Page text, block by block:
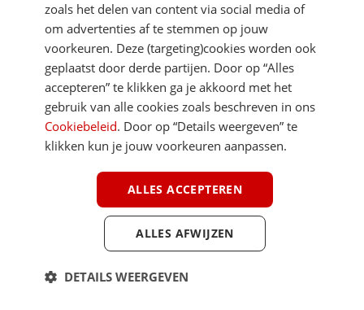
MEER ACSI FREELIFE
ALGEMEEN
Facebook
Youtube
ACSI FreeLife is een uitgave van ACSI FreeLife B.V. © 2026 - Alle rechten
voorbehouden
zoals het delen van content via social media of
om advertenties af te stemmen op jouw
voorkeuren. Deze (targeting)cookies worden ook
geplaatst door derde partijen. Door op “Alles
accepteren” te klikken ga je akkoord met het
gebruik van alle cookies zoals beschreven in ons
Cookiebeleid. Door op “Details weergeven” te
klikken kun je jouw voorkeuren aanpassen.
ALLES ACCEPTEREN
ALLES AFWIJZEN
DETAILS WEERGEVEN